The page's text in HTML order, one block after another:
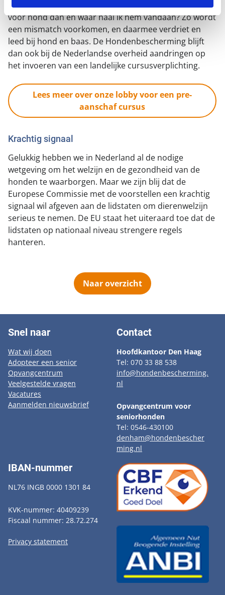
hondenhouder: past een hond (wel echt) bij mij, wat
voor hond dan en waar haal ik hem vandaan? Zo wordt
een mismatch voorkomen, en daarmee verdriet en
leed bij hond en baas. De Hondenbescherming blijft
dan ook bij de Nederlandse overheid aandringen op
het invoeren van een landelijke cursusverplichting.
Lees meer over onze lobby voor een pre-
aanschaf cursus
Krachtig signaal
Gelukkig hebben we in Nederland al de nodige
wetgeving om het welzijn en de gezondheid van de
honden te waarborgen. Maar we zijn blij dat de
Europese Commissie met de voorstellen een krachtig
signaal wil afgeven aan de lidstaten om dierenwelzijn
serieus te nemen. De EU staat het uiteraard toe dat de
lidstaten op nationaal niveau strengere regels
hanteren.
Naar overzicht
Snel naar
Wat wij doen
Adopteer een senior
Opvangcentrum
Veelgestelde vragen
Vacatures
Aanmelden nieuwsbrief
Contact
Hoofdkantoor Den Haag
Tel: 070 33 88 538
info@hondenbescherming.
nl
Opvangcentrum voor
seniorhonden
Tel: 0546-430100
denham@hondenbescher
ming.nl
IBAN-nummer
NL76 INGB 0000 1301 84
KVK-nummer: 40409239
Fiscaal nummer: 28.72.274
Privacy statement